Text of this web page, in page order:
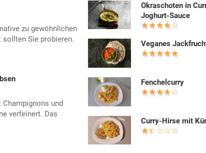
zu gewöhnlichen
sollten Sie probieren.
Champignons und
verfeinert. Das
Okraschoten in
Joghurt-Sauce
Veganes
Fenchelcurry
Curry-Hirse mit